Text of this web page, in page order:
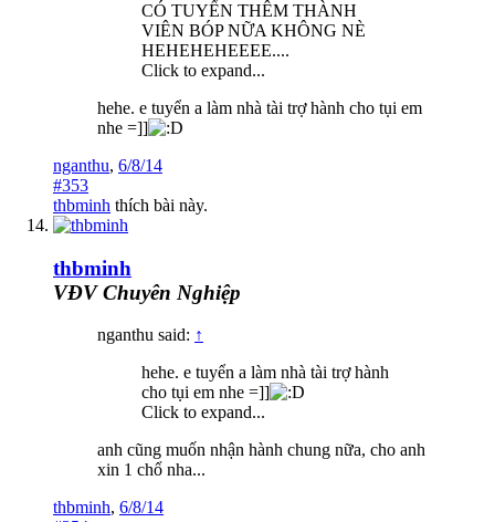
CÓ TUYỂN THÊM THÀNH
VIÊN BÓP NỮA KHÔNG NÈ
HEHEHEHEEEE....
Click to expand...
hehe. e tuyển a làm nhà tài trợ hành cho tụi em
nhe =]]
nganthu, 6/8/14
#353
thbminh thích bài này.
thbminh
VĐV Chuyên Nghiệp
nganthu said: ↑
hehe. e tuyển a làm nhà tài trợ hành
cho tụi em nhe =]]
Click to expand...
anh cũng muốn nhận hành chung nữa, cho anh
xin 1 chổ nha...
thbminh, 6/8/14